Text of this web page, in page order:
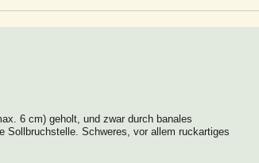
6 cm) geholt, und zwar durch banales
Sollbruchstelle. Schweres, vor allem ruckartiges